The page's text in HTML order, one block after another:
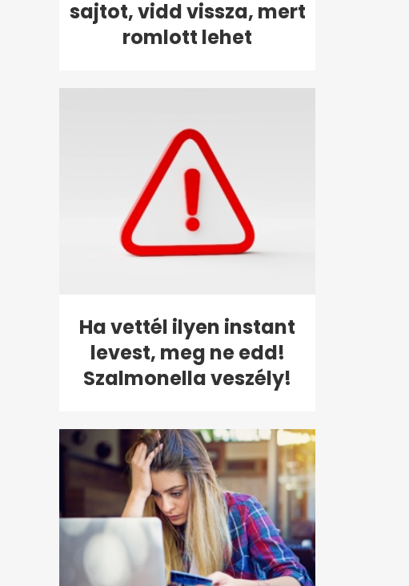
sajtot, vidd vissza, mert
romlott lehet
Ha vettél ilyen instant
levest, meg ne edd!
Szalmonella veszély!